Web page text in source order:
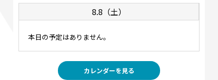
8.8（土）
本日の予定はありません。
カレンダーを見る